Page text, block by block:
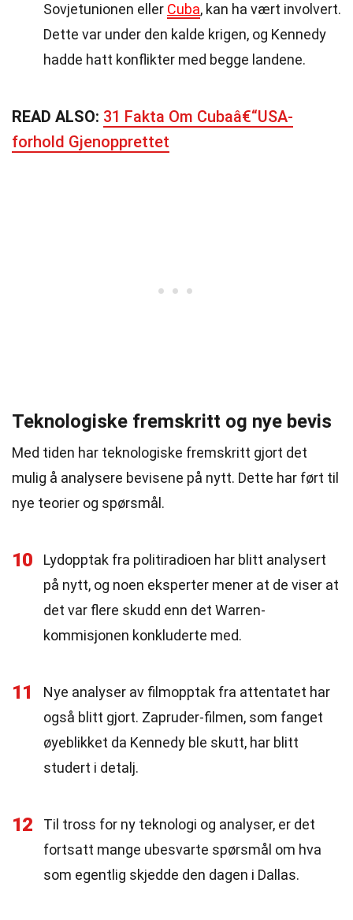
Sovjetunionen eller Cuba, kan ha vært involvert.
Dette var under den kalde krigen, og Kennedy
hadde hatt konflikter med begge landene.
READ ALSO: 31 Fakta Om Cubaâ€“USA-
forhold Gjenopprettet
Teknologiske fremskritt og nye bevis
Med tiden har teknologiske fremskritt gjort det
mulig å analysere bevisene på nytt. Dette har ført til
nye teorier og spørsmål.
10
Lydopptak fra politiradioen har blitt analysert
på nytt, og noen eksperter mener at de viser at
det var flere skudd enn det Warren-
kommisjonen konkluderte med.
11
Nye analyser av filmopptak fra attentatet har
også blitt gjort. Zapruder-filmen, som fanget
øyeblikket da Kennedy ble skutt, har blitt
studert i detalj.
12
Til tross for ny teknologi og analyser, er det
fortsatt mange ubesvarte spørsmål om hva
som egentlig skjedde den dagen i Dallas.